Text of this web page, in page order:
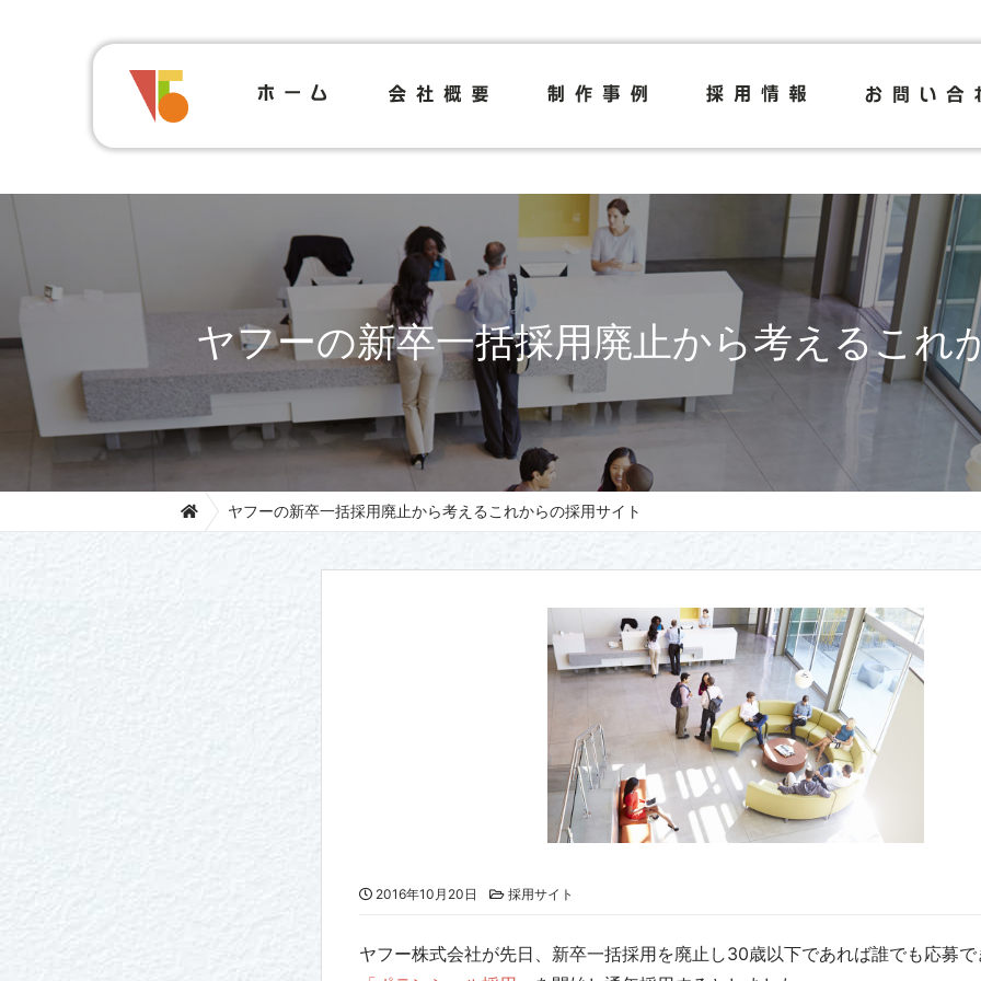
ヤフーの新卒一括採用廃止から考えるこれ
ヤフーの新卒一括採用廃止から考えるこれからの採用サイト
2016年10月20日 採用サイト
ヤフー株式会社が先日、新卒一括採用を廃止し30歳以下であれば誰でも応募で